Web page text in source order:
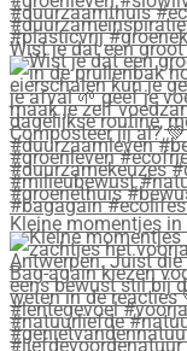
Wist je dat een
Kleine momentjes